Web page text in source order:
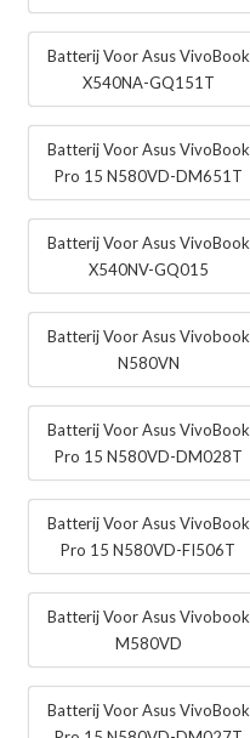
Batterij Voor Asus VivoBook
X540NA-GQ151T
Batterij Voor Asus VivoBook
Pro 15 N580VD-DM651T
Batterij Voor Asus VivoBook
X540NV-GQ015
Batterij Voor Asus Vivobook
N580VN
Batterij Voor Asus VivoBook
Pro 15 N580VD-DM028T
Batterij Voor Asus VivoBook
Pro 15 N580VD-FI506T
Batterij Voor Asus Vivobook
M580VD
Batterij Voor Asus VivoBook